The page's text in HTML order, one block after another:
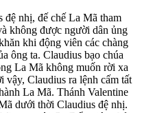
nhị, đế chế La Mã tham
không được người dân ủng
khi động viên các chàng
ông ta. Claudius bạo chúa
La Mã không muốn rời xa
Claudius ra lệnh cấm tất
La Mã. Thánh Valentine
dưới thời Claudius đệ nhị.